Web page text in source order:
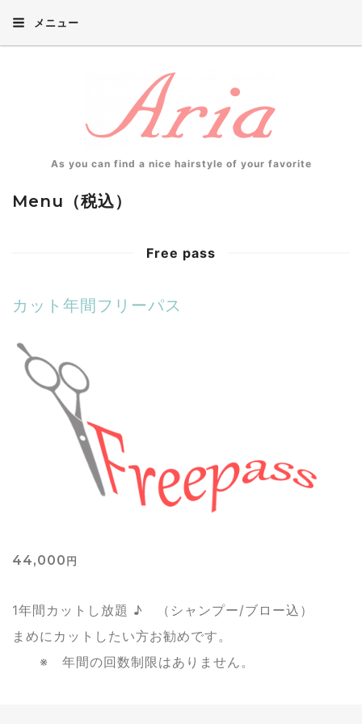
メニュー
As you can find a nice hairstyle of your favorite
Menu（税込）
Free pass
カット年間フリーパス
44,000 円
1年間カットし放題 ♪ （シャンプー/ブロー込）
まめにカットしたい方お勧めです。
※ 年間の回数制限はありません。